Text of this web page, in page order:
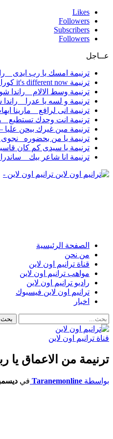
Likes
Followers
Subscribers
Followers
عــاجل
ترنيمة امسك يا رب ايدى _
ترنيمة it's different now كورال YMCA السودانى
ترنيمة وسط الالام _ راندا
ترنيمة و لسه يا عدرا _
ترنيمة انى لرافع _ مارينا
ترنيمة انت وحدك تستطيع
ترنيمة مين غيرك بيحن
ترنيمة يا من بحضوره
ترنيمة يا سيدى كم كان
ترنيمة انا شاعر بيك _
ترانيم اون لاين -
الصفحة الرئيسية
من نحن
قناة ترانيم اون لاين
مواهب ترانيم اون لاين
راديو ترانيم اون لاين
ترانيم اون لاين فيسبوك
اخبار
قناة ترانيم اون لاين
ترنيمة من الاعماق
بواسطة Taranemonline في ديسمبر 9,